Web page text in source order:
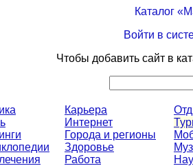
Каталог
Войти в
Чтобы добавить сайт в
Карьера
Интернет
Города и регионы
Здоровье
Работа